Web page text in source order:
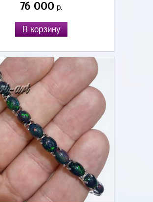
76 000р.
В корзину